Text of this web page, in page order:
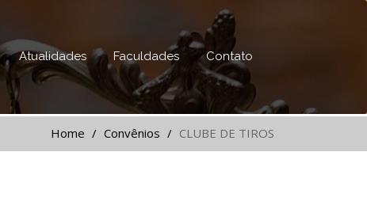
Atualidades Faculdades Contato
Home Convênios CLUBE DE TIROS